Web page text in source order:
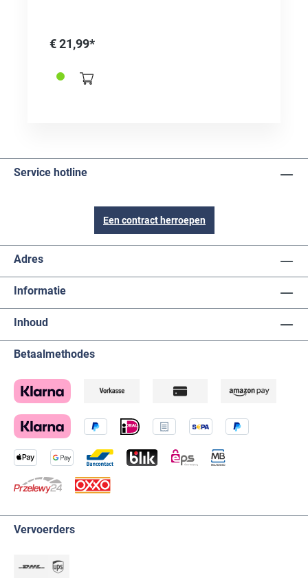
€ 21,99*
Service hotline
Een contract herroepen
Adres
Informatie
Inhoud
Betaalmethodes
Vervoerders